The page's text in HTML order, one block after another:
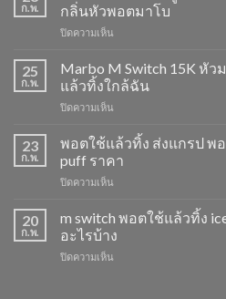
ก.พ.
กลิ่นหัวพอตมาโบ
ปิดความเห็น
Switch
15K
วิธี
ดูด
ไม่
ให้
หัว
โบ
พีช
กลิ่น
25
ก.พ.
Marbo M Switch 15K หั
แล้วทิ้งใกล้ฉัน
ปิดความเห็น
M
Switch
15K
หัว
โบ
องุ่น
ขาย
23
ก.พ.
พอตใช้แล้วทิ้ง ส่งแกรป พ
puff ราคา
ปิดความเห็น
แล้ว
ทิ้ง
ส่ง
20
ก.พ.
m switch พอตใช้แล้วทิ้ง
อะไรบ้าง
ปิดความเห็น